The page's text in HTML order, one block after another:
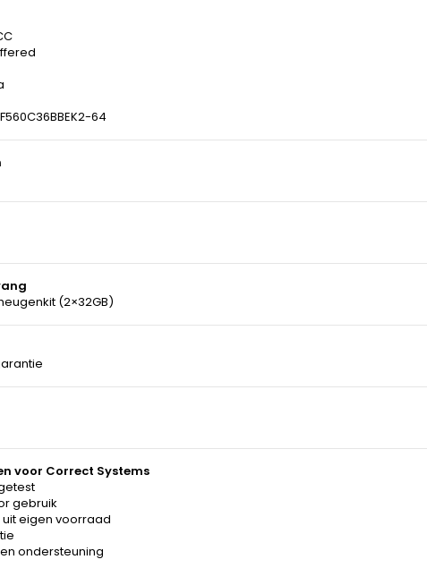
64
(2×32GB)
voor Correct Systems
gebruik
eigen voorraad
ondersteuning